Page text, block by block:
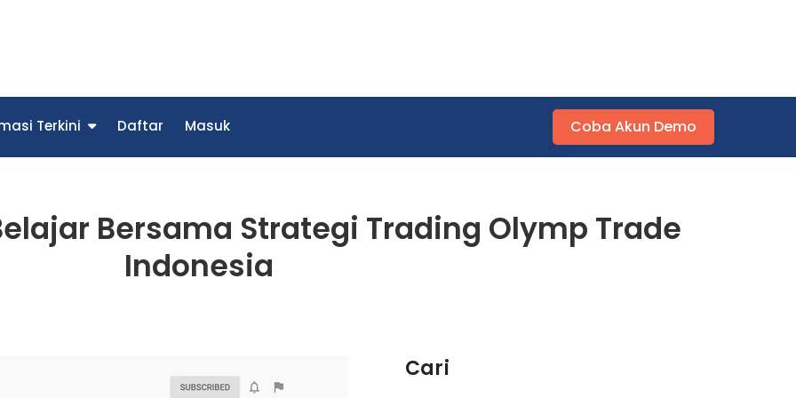
Terkini Daftar Masuk Coba Akun Demo
Bersama Strategi Trading Olymp Trade
Indonesia
Cari